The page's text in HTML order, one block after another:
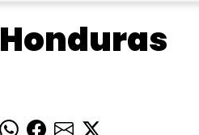
Honduras